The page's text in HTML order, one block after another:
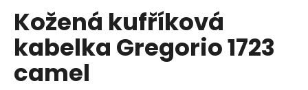
Kožená kufříková
kabelka Gregorio 1723
camel
D
o
p
r